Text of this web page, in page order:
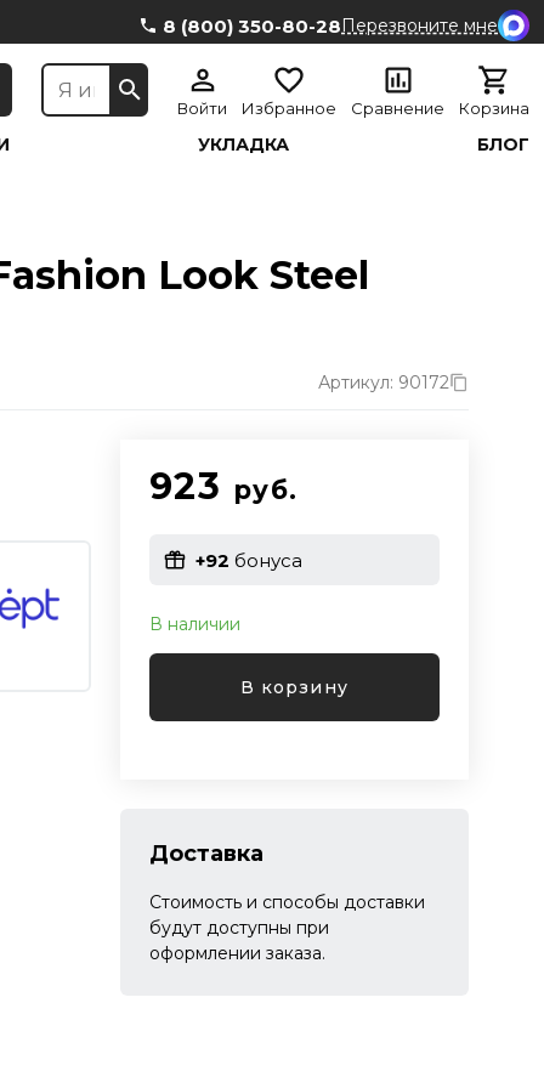
8 (800) 350-80-28Перезвоните мне
Войти Избранное Сравнение Корзина
УКЛАДКА БЛОГ
Look Steel
Артикул: 90172
923 руб.
+92 бонуса
В наличии
В корзину
Доставка
Стоимость и способы доставки
будут доступны при
оформлении заказа.